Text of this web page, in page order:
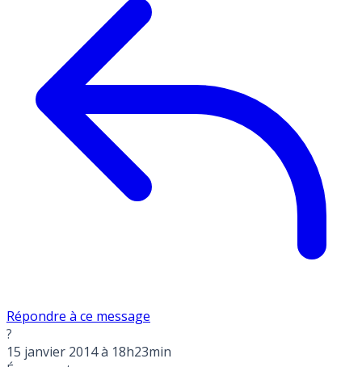
Répondre à ce message
?
15 janvier 2014 à 18h23min